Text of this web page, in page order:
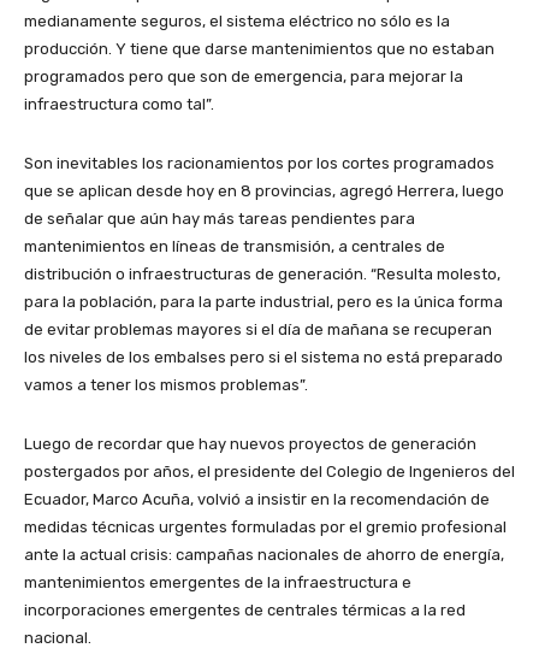
medianamente seguros, el sistema eléctrico no sólo es la
producción. Y tiene que darse mantenimientos que no estaban
programados pero que son de emergencia, para mejorar la
infraestructura como tal”.
Son inevitables los racionamientos por los cortes programados
que se aplican desde hoy en 8 provincias, agregó Herrera, luego
de señalar que aún hay más tareas pendientes para
mantenimientos en líneas de transmisión, a centrales de
distribución o infraestructuras de generación. “Resulta molesto,
para la población, para la parte industrial, pero es la única forma
de evitar problemas mayores si el día de mañana se recuperan
los niveles de los embalses pero si el sistema no está preparado
vamos a tener los mismos problemas”.
Luego de recordar que hay nuevos proyectos de generación
postergados por años, el presidente del Colegio de Ingenieros del
Ecuador, Marco Acuña, volvió a insistir en la recomendación de
medidas técnicas urgentes formuladas por el gremio profesional
ante la actual crisis: campañas nacionales de ahorro de energía,
mantenimientos emergentes de la infraestructura e
incorporaciones emergentes de centrales térmicas a la red
nacional.